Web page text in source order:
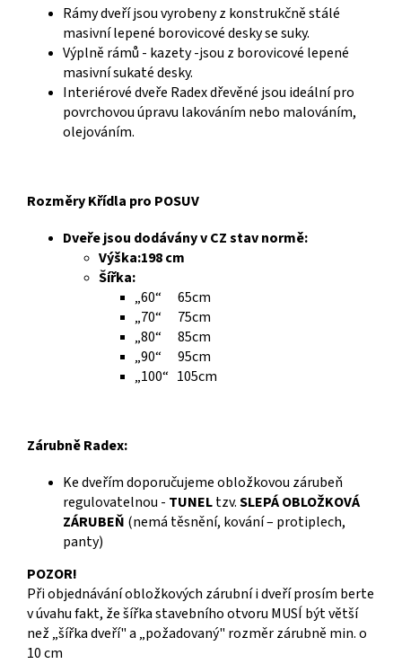
Rámy dveří jsou vyrobeny z konstrukčně stálé
masivní lepené borovicové desky se suky.
Výplně rámů - kazety -jsou z borovicové lepené
masivní sukaté desky.
Interiérové dveře Radex dřevěné jsou ideální pro
povrchovou úpravu lakováním nebo malováním,
olejováním.
Rozměry Křídla pro POSUV
Dveře jsou dodávány v CZ stav normě:
Výška:198 cm
Šířka:
„60“ 65cm
„70“ 75cm
„80“ 85cm
„90“ 95cm
„100“ 105cm
Zárubně Radex:
Ke dveřím doporučujeme obložkovou zárubeň
regulovatelnou - TUNELtzv.SLEPÁ OBLOŽKOVÁ
ZÁRUBEŇ (nemá těsnění, kování – protiplech,
panty)
POZOR!
Při objednávání obložkových zárubní i dveří prosím berte
v úvahu fakt, že šířka stavebního otvoru MUSÍ být větší
než „šířka dveří" a „požadovaný" rozměr zárubně min. o
10 cm